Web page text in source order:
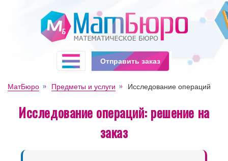
МатБюро Предметы и услуги Исследование операций
Исследование операций: решение на
заказ
Отправить заказ